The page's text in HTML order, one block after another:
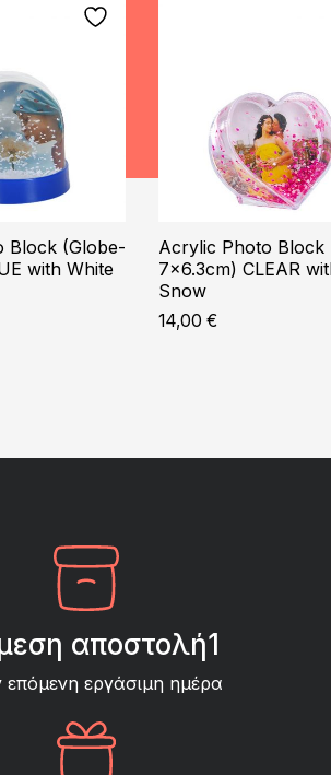
Block (Globe-
with White
Acrylic Photo Block
7×6.3cm) CLEAR
Snow
14,00 €
αποστολή1
επόμενη εργάσιμη ημέρα